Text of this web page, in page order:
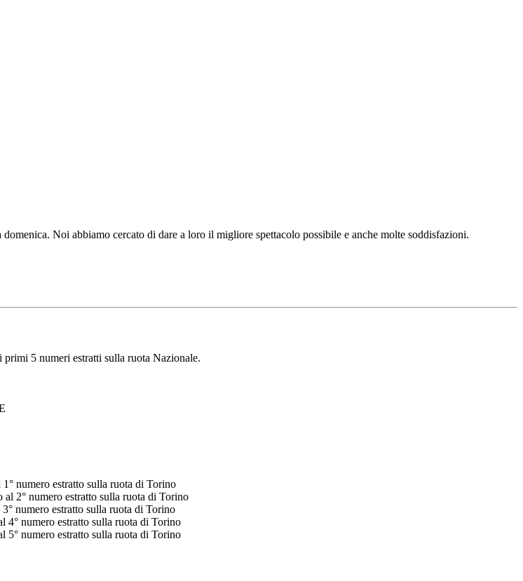
Noi abbiamo cercato di dare a loro il migliore spettacolo possibile e anche molte soddisfazioni.
5 numeri estratti sulla ruota Nazionale.
numero estratto sulla ruota di Torino
al 2° numero estratto sulla ruota di Torino
numero estratto sulla ruota di Torino
4° numero estratto sulla ruota di Torino
5° numero estratto sulla ruota di Torino